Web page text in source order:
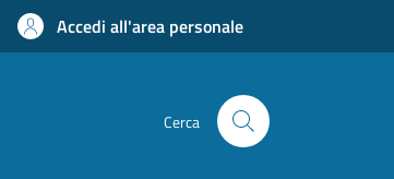
Accedi all'area personale
Cerca